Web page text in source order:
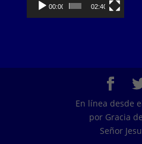
00:00 02:40
En línea desde
por Gracia
Señor